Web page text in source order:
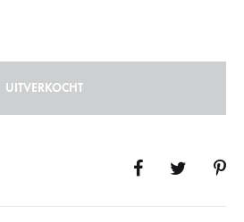
UITVERKOCHT